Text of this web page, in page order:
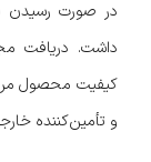
در صورت رسیدن
داشت. دریافت
کیفیت محصول
و تأمین‌کننده